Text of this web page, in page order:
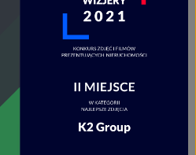
zamrażarka, zlewozmywak z
baterią, lodówka,
mikrofalówka, okap, okap
kuchenny, płyta indukcyjna,
szafki kuchenne, zabudowa
kuchenna, zmywarka